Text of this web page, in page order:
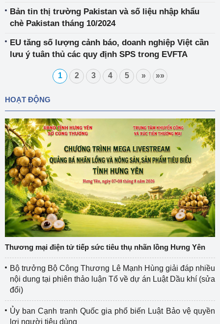
Bản tin thị trường Pakistan và số liệu nhập khẩu
chè Pakistan tháng 10/2024
EU tăng số lượng cảnh báo, doanh nghiệp Việt cần
lưu ý tuân thủ các quy định SPS trong EVFTA
1 2 3 4 5 » »»
HOẠT ĐỘNG
Thương mại điện tử tiếp sức tiêu thụ nhãn lồng Hưng Yên
Bộ trưởng Bộ Công Thương Lê Mạnh Hùng giải đáp nhiều
nội dung tại phiên thảo luận Tổ về dự án Luật Dầu khí (sửa
đổi)
Ủy ban Cạnh tranh Quốc gia phổ biến Luật Bảo vệ quyền
lợi người tiêu dùng